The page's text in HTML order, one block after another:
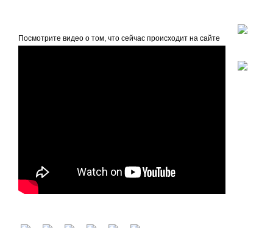
Посмотрите видео о том, что сейчас происходит на сайте